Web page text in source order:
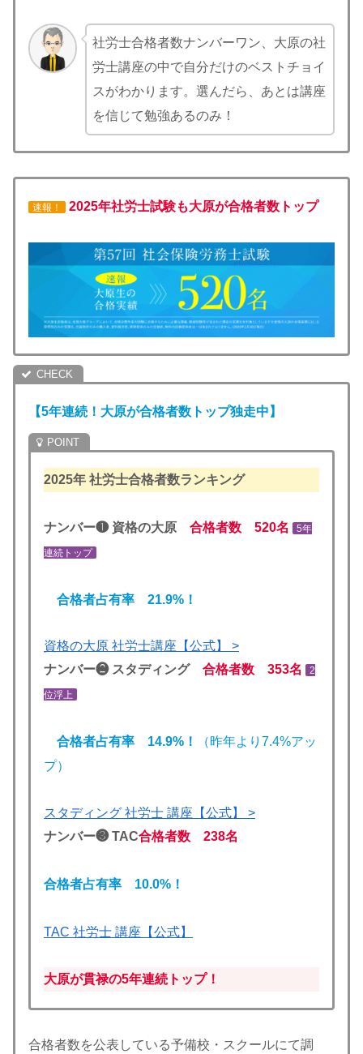
社労士合格者数ナンバーワン、大原の社
労士講座の中で自分だけのベストチョイ
スがわかります。選んだら、あとは講座
を信じて勉強あるのみ！
速報！ 2025年社労士試験も大原が合格者数トップ
【5年連続！大原が合格者数トップ独走中】
2025年 社労士合格者数ランキング
ナンバー❶ 資格の大原 合格者数 520名 5年
連続トップ
合格者占有率 21.9%！
資格の大原 社労士講座【公式】 >
ナンバー❷ スタディング 合格者数 353名 2
位浮上
合格者占有率 14.9%！
（昨年より7.4%アッ
プ）
スタディング 社労士 講座【公式】 >
ナンバー❸ TAC合格者数 238名
合格者占有率 10.0%！
TAC 社労士 講座【公式】
大原が貫禄の5年連続トップ！
合格者数を公表している予備校・スクールにて調